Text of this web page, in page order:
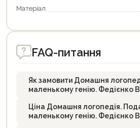
Матеріал
FAQ-питання
Як замовити Домашня
маленькому генію. Федієнко
Ціна Домашня логопедія.
маленькому генію. Федієнко